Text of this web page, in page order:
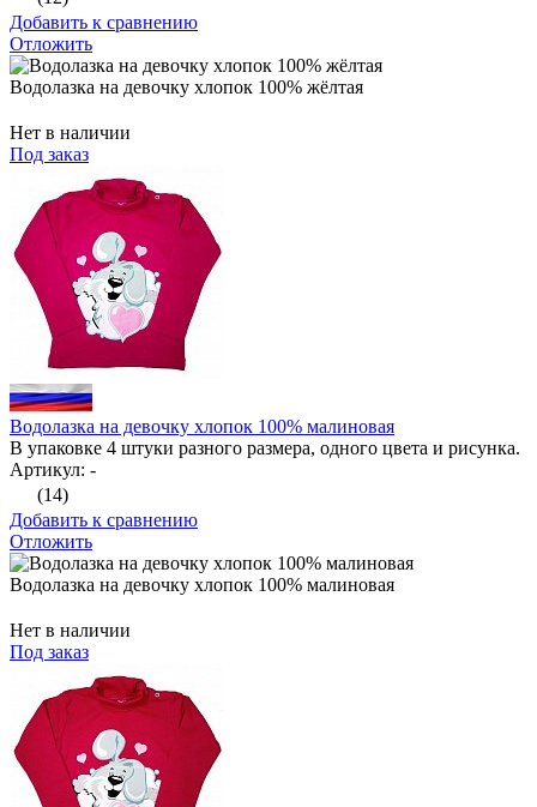
Добавить к сравнению
Отложить
Водолазка на девочку хлопок 100% жёлтая
Нет в наличии
Под заказ
Водолазка на девочку хлопок 100% малиновая
В упаковке 4 штуки разного размера, одного цвета и рисунка.
Артикул: -
(14)
Добавить к сравнению
Отложить
Водолазка на девочку хлопок 100% малиновая
Нет в наличии
Под заказ